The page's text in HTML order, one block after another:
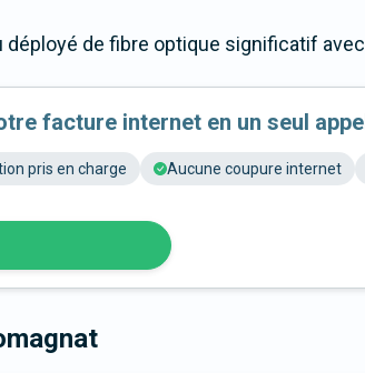
de fibre optique significatif
facture internet en un seul
pris en charge Aucune coupure internet